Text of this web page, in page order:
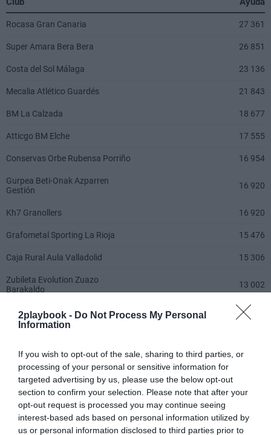
2playbook - Do Not Process My Personal
Information
If you wish to opt-out of the sale, sharing to third parties, or
processing of your personal or sensitive information for
targeted advertising by us, please use the below opt-out
section to confirm your selection. Please note that after your
opt-out request is processed you may continue seeing
interest-based ads based on personal information utilized by
us or personal information disclosed to third parties prior to
El reparto se lleva a cabo basándose en los
marcadores fijados por el ente federativo para la
mejora de las condiciones laborales de las jugadoras.
Estos marcadores hacen referencia a la tipología de
contratos y la cotización de cada club a la Seguridad
Social.
No en vano,el Rocasa Gran Canaria lidera el